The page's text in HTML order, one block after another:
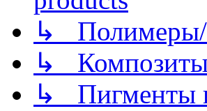
↳ Полимеры/
↳
↳ Пигменты